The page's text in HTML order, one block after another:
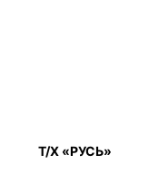
Т/Х «РУСЬ»